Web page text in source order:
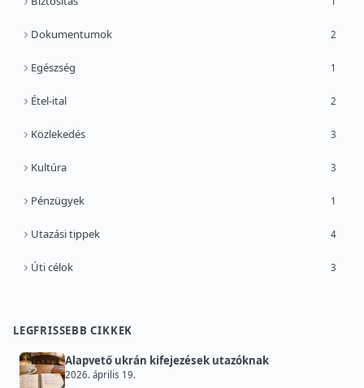
Dokumentumok 2
Egészség 1
Étel-ital 2
Közlekedés 3
Kultúra 3
Pénzügyek 1
Utazási tippek 4
Úti célok 3
LEGFRISSEBB CIKKEK
Alapvető ukrán kifejezések utazóknak
2026. április 19.